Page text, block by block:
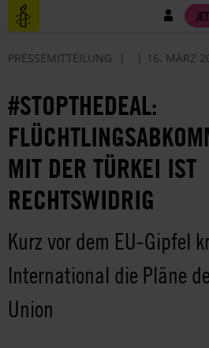
Direkt
zum
Benutzermenü
PRESSEMITTEILUNG 16. MÄRZ
#STOPTHEDEAL:
MIT DER TÜRKEI IST
RECHTSWIDRIG
Kurz vor dem EU-Gipfel
International die Pläne
Union